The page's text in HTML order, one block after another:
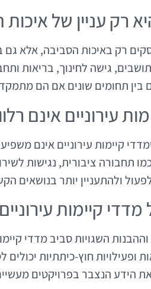
רק באיכות הסביבה, אלא
גישה לחינוך, בריאות
בין תחומים שונים אם הם
קיימות עירוניים אינם
תחבורה ציבורית, נגישות
ולהתעניין יותר בנושאים
קיימות עירוניים
השגויות סביב מדדי
ופעילויות חוץ-כיתתיות
הידע הנצבר בפרויקטים